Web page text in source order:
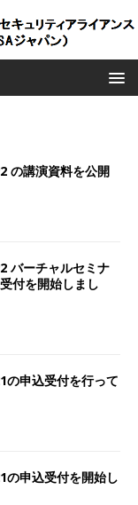
の講演資料を公開
バーチャルセミナ
付を開始しまし
申込受付を行って
申込受付を開始し